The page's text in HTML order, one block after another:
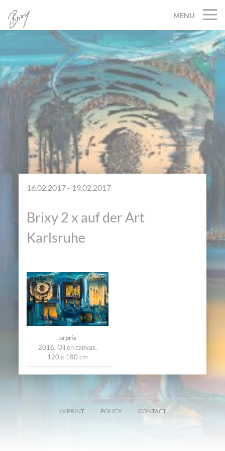
MENU
16.02.2017 - 19.02.2017
Brixy 2 x auf der Art
Karlsruhe
urpris
2016, Oil on canvas,
120 x 180 cm
IMPRINT POLICY CONTACT